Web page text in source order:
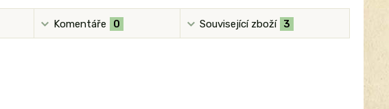
Komentáře 0 Související zboží 3